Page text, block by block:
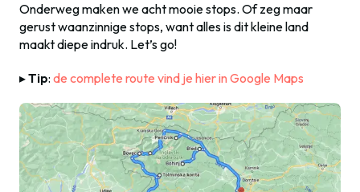
Onderweg maken we acht mooie stops. Of zeg maar
gerust waanzinnige stops, want alles is dit kleine land
maakt diepe indruk. Let’s go!
▸Tip: de complete route vind je hier in Google Maps